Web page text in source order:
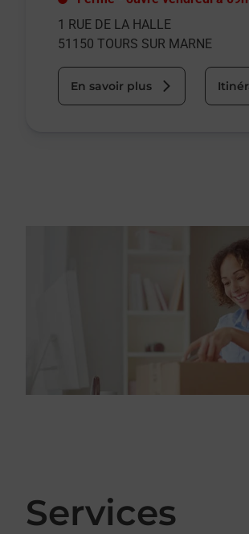
1 RUE DE LA HALLE
51150 TOURS SUR MARNE
En savoir plus
Services